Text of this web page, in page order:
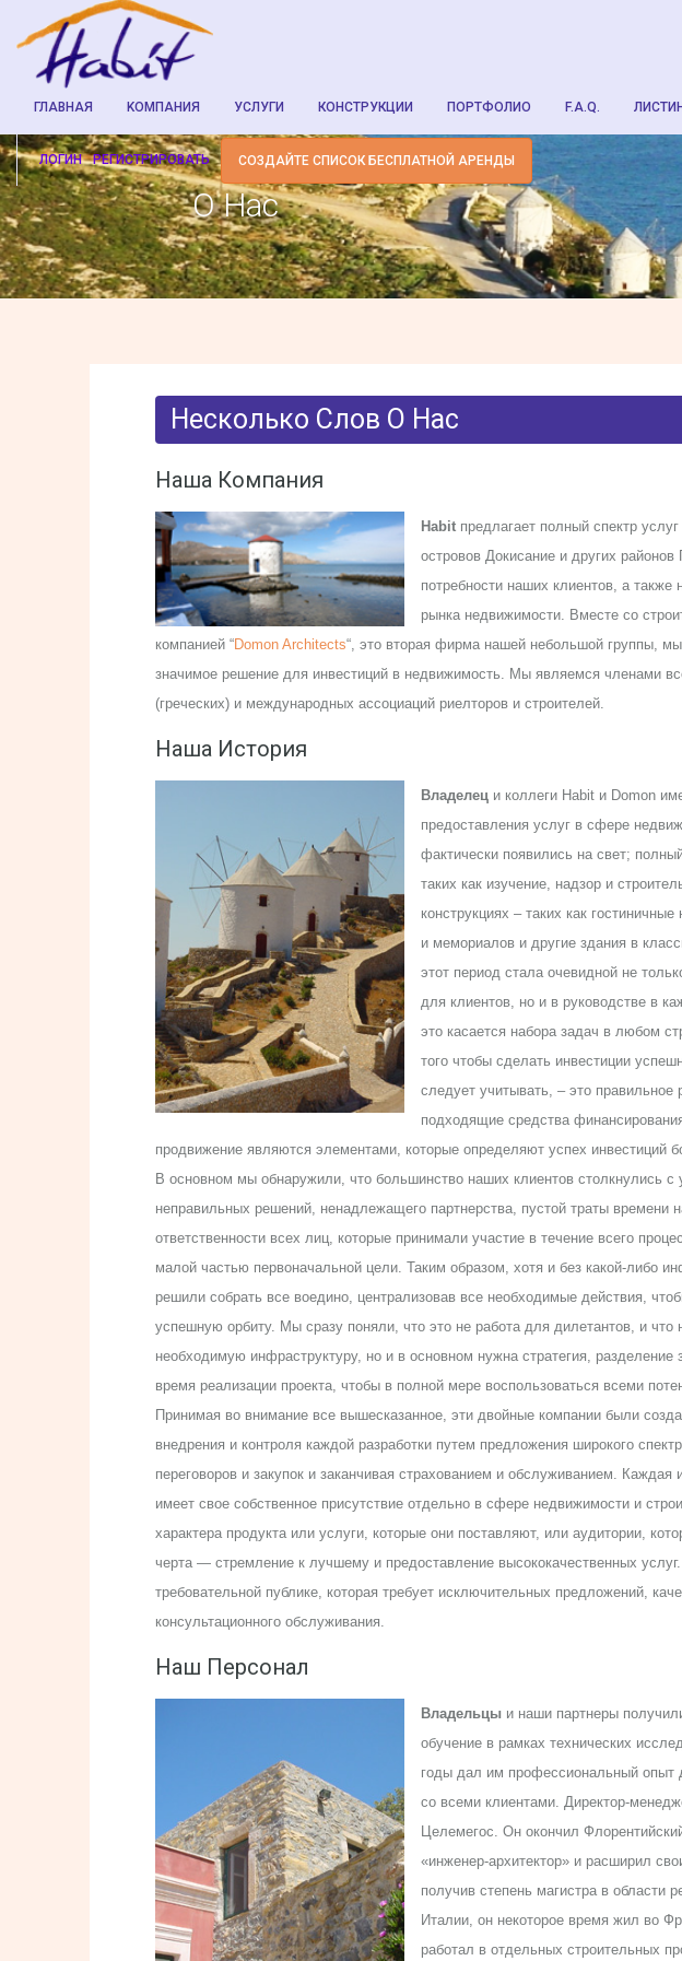
ГЛАВНАЯ KОМПАНИЯ УСЛУГИ КОНСТРУКЦИИ ПОРТФОЛИО F.A.Q.
ЛОГИН РЕГИСТРИРОВАТЬ СОЗДАЙТЕ СПИСОК БЕСПЛАТНОЙ АРЕНДЫ
О Нас
Несколько Слов О Нас
Наша Компания
Habit предлагает полный спектр
островов Докисание и других районов
потребности наших клиентов, а также
рынка недвижимости. Вместе со
компанией “Domon Architects“, это вторая фирма нашей небольшой группы,
значимое решение для инвестиций в недвижимость. Мы являемся членами
(греческих) и международных ассоциаций риелторов и строителей.
Наша История
Владелец и коллеги Habit и Domon
предоставления услуг в сфере
фактически появились на свет;
таких как изучение, надзор и
конструкциях – таких как
и мемориалов и другие здания в
этот период стала очевидной не
для клиентов, но и в руководстве в
это касается набора задач в любом
того чтобы сделать инвестиции
следует учитывать, – это
подходящие средства
продвижение являются элементами, которые определяют успех инвестиций
В основном мы обнаружили, что большинство наших клиентов столкнулись
неправильных решений, ненадлежащего партнерства, пустой траты времени
ответственности всех лиц, которые принимали участие в течение всего
малой частью первоначальной цели. Таким образом, хотя и без какой-либо
решили собрать все воедино, централизовав все необходимые действия,
успешную орбиту. Мы сразу поняли, что это не работа для дилетантов, и что
необходимую инфраструктуру, но и в основном нужна стратегия, разделение
время реализации проекта, чтобы в полной мере воспользоваться всеми
Принимая во внимание все вышесказанное, эти двойные компании были
внедрения и контроля каждой разработки путем предложения широкого
переговоров и закупок и заканчивая страхованием и обслуживанием. Каждая
имеет свое собственное присутствие отдельно в сфере недвижимости и
характера продукта или услуги, которые они поставляют, или аудитории,
черта — стремление к лучшему и предоставление высококачественных
требовательной публике, которая требует исключительных предложений,
консультационного обслуживания.
Наш Персонал
Владельцы и наши партнеры
обучение в рамках технических
годы дал им профессиональный опыт
со всеми клиентами. Директор-
Целемегос. Он окончил
«инженер-архитектор» и расширил
получив степень магистра в области
Италии, он некоторое время жил во
работал в отдельных строительных